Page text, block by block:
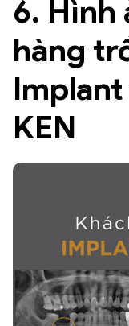
6. Hình
hàng
KEN